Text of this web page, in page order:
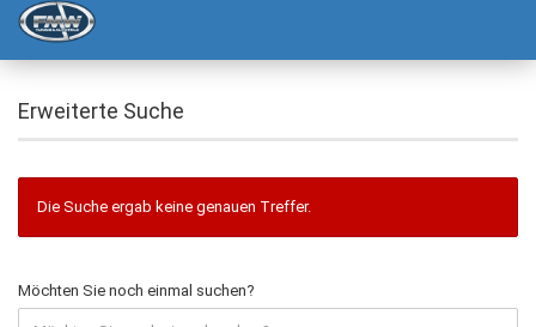
Erweiterte Suche
Die Suche ergab keine genauen Treffer.
Möchten Sie noch einmal suchen?